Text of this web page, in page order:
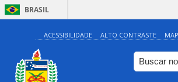
BRASIL
ACESSIBILIDADE ALTO CONTRASTE